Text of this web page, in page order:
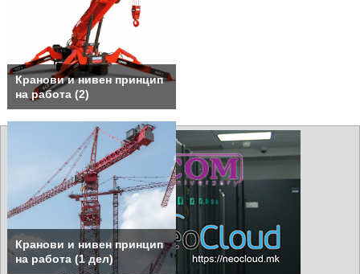
Кранови и нивен принцип
на работа (2)
Кранови и нивен принцип
на работа (1 дел)